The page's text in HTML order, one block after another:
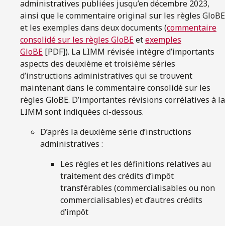
administratives publiées jusqu’en décembre 2023,
ainsi que le commentaire original sur les règles GloBE
et les exemples dans deux documents (commentaire
consolidé sur les règles GloBE etexemples
GloBE [PDF]). La LIMM révisée intègre d’importants
aspects des deuxième et troisième séries
d’instructions administratives qui se trouvent
maintenant dans le commentaire consolidé sur les
règles GloBE. D’importantes révisions corrélatives à la
LIMM sont indiquées ci-dessous.
D’après la deuxième série d’instructions
administratives :
Les règles et les définitions relatives au
traitement des crédits d’impôt
transférables (commercialisables ou non
commercialisables) et d’autres crédits
d’impôt